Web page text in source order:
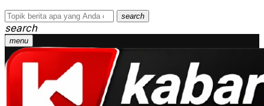
search
search
menu